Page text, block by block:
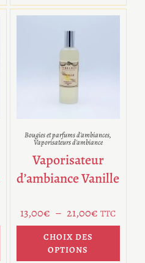
Bougies et parfums d'ambiances,
Vaporisateurs d'ambiance
Vaporisateur
d’ambiance Vanille
13,00€ – 21,00€ TTC
CHOIX DES
OPTIONS